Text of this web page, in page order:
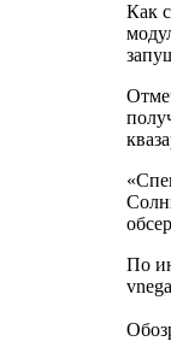
Как
По